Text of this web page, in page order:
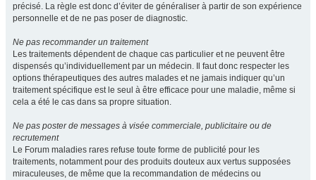
précisé. La règle est donc d’éviter de généraliser à partir de son expérience
personnelle et de ne pas poser de diagnostic.
Ne pas recommander un traitement
Les traitements dépendent de chaque cas particulier et ne peuvent être
dispensés qu’individuellement par un médecin. Il faut donc respecter les
options thérapeutiques des autres malades et ne jamais indiquer qu’un
traitement spécifique est le seul à être efficace pour une maladie, même si
cela a été le cas dans sa propre situation.
Ne pas poster de messages à visée commerciale, publicitaire ou de
recrutement
Le Forum maladies rares refuse toute forme de publicité pour les
traitements, notamment pour des produits douteux aux vertus supposées
miraculeuses, de même que la recommandation de médecins ou